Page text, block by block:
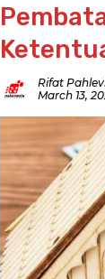
Rifat
March 13,